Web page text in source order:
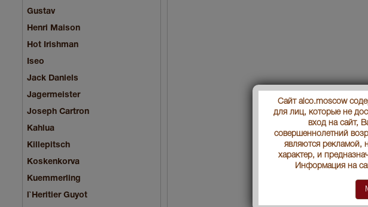
Gustav
Henri Maison
Hot Irishman
Iseo
Jack Daniels
Jagermeister
Joseph Cartron
Kahlua
Killepitsch
Koskenkorva
Kuemmerling
l`Heritier Guyot
Сайт alco.moscow
для лиц, которые не
вход на сайт,
совершеннолетний
являются рекламой,
характер, и
Информация на